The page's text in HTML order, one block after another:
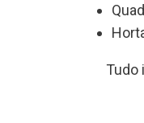
Tudo